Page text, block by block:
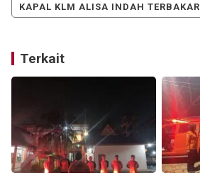
KAPAL KLM ALISA INDAH TERBAKAR
Terkait